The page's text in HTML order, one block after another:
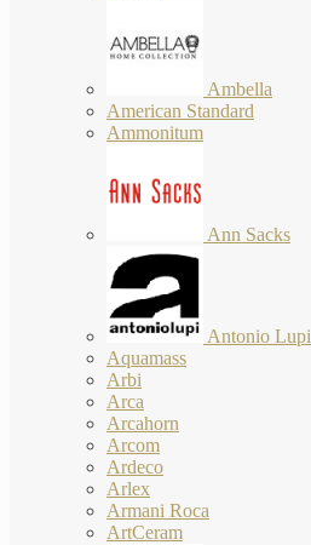
Ambella
American Standard
Ammonitum
Ann Sacks
Antonio Lupi
Aquamass
Arbi
Arca
Arcahorn
Arcom
Ardeco
Arlex
Armani Roca
ArtCeram